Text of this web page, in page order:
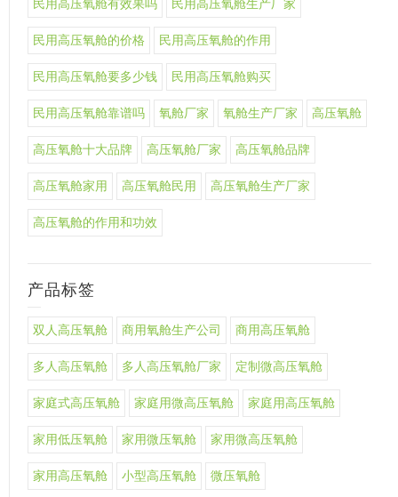
民用高压氧舱有效果吗 民用高压氧舱生产厂家
民用高压氧舱的价格 民用高压氧舱的作用
民用高压氧舱要多少钱 民用高压氧舱购买
民用高压氧舱靠谱吗 氧舱厂家 氧舱生产厂家 高压氧舱
高压氧舱十大品牌 高压氧舱厂家 高压氧舱品牌
高压氧舱家用 高压氧舱民用 高压氧舱生产厂家
高压氧舱的作用和功效
产品标签
双人高压氧舱 商用氧舱生产公司 商用高压氧舱
多人高压氧舱 多人高压氧舱厂家 定制微高压氧舱
家庭式高压氧舱 家庭用微高压氧舱 家庭用高压氧舱
家用低压氧舱 家用微压氧舱 家用微高压氧舱
家用高压氧舱 小型高压氧舱 微压氧舱